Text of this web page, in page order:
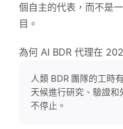
個自主的代表，而不是
目。
為何 AI BDR 代理在
人類 BDR 團隊的工時
天候進行研究、驗證
不停止。